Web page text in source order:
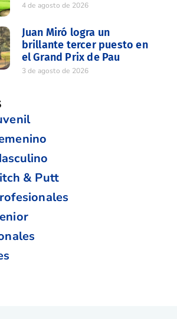
4 de agosto de 2026
Juan Miró logra un
brillante tercer puesto en
el Grand Prix de Pau
3 de agosto de 2026
& Putt